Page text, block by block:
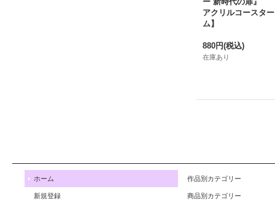
アクリルコースタ
ム】
880円(税込)
在庫あり
ホーム
新規登録
作品別カテゴリー
商品別カテゴリー